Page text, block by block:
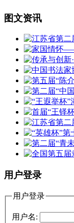
图文资讯
用户登录
用户登录
用户名: